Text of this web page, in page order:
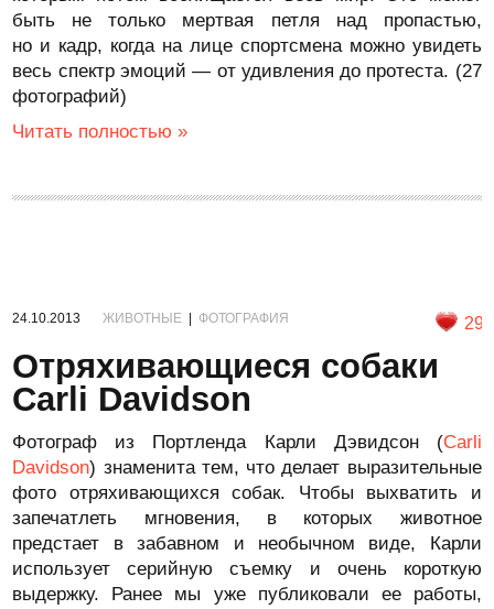
быть не только мертвая петля над пропастью,
но и кадр, когда на лице спортсмена можно увидеть
весь спектр эмоций — от удивления до протеста. (27
фотографий)
Читать полностью »
24.10.2013 ЖИВОТНЫЕ |ФОТОГРАФИЯ 29
Отряхивающиеся собаки
Carli Davidson
Фотограф из Портленда Карли Дэвидсон (Carli
Davidson) знаменита тем, что делает выразительные
фото отряхивающихся собак. Чтобы выхватить и
запечатлеть мгновения, в которых животное
предстает в забавном и необычном виде, Карли
использует серийную съемку и очень короткую
выдержку. Ранее мы уже публиковали ее работы,